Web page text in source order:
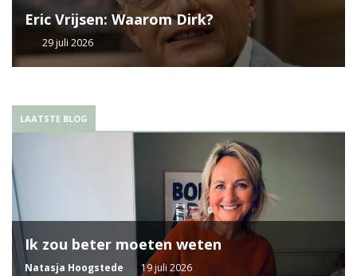
Eric Vrijsen: Waarom Dirk?
29 juli 2026
LAATSTE BLOG
Ik zou beter moeten weten
Natasja Hoogstede 19 juli 2026